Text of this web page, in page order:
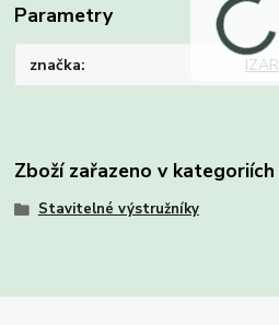
Parametry
značka IZAR
Zboží zařazeno v kategoriích
Stavitelné výstružníky